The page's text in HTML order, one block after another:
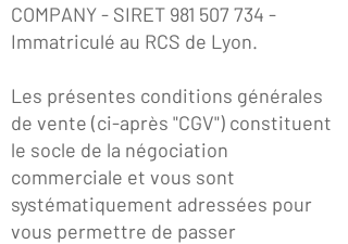
COMPANY - SIRET 981 507 734 -
Immatriculé au RCS de Lyon.
Les présentes conditions générales
de vente (ci-après "CGV") constituent
le socle de la négociation
commerciale et vous sont
systématiquement adressées pour
vous permettre de passer